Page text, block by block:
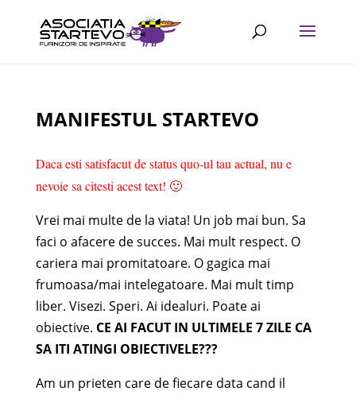
MANIFESTUL STARTEVO
Daca esti satisfacut de status quo-ul tau actual, nu e
nevoie sa citesti acest text! 🙂
Vrei mai multe de la viata! Un job mai bun. Sa
faci o afacere de succes. Mai mult respect. O
cariera mai promitatoare. O gagica mai
frumoasa/mai intelegatoare. Mai mult timp
liber. Visezi. Speri. Ai idealuri. Poate ai
obiective. CE AI FACUT IN ULTIMELE 7 ZILE CA
SA ITI ATINGI OBIECTIVELE???
Am un prieten care de fiecare data cand il